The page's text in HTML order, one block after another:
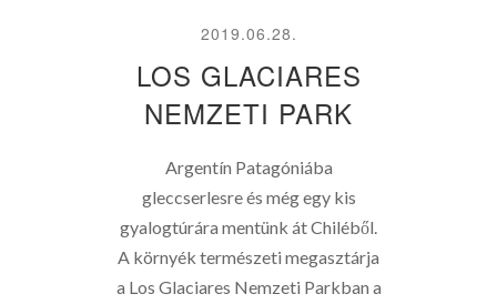
2019.06.28.
LOS GLACIARES
NEMZETI PARK
Argentín Patagóniába
gleccserlesre és még egy kis
gyalogtúrára mentünk át Chiléből.
A környék természeti megasztárja
a Los Glaciares Nemzeti Parkban a